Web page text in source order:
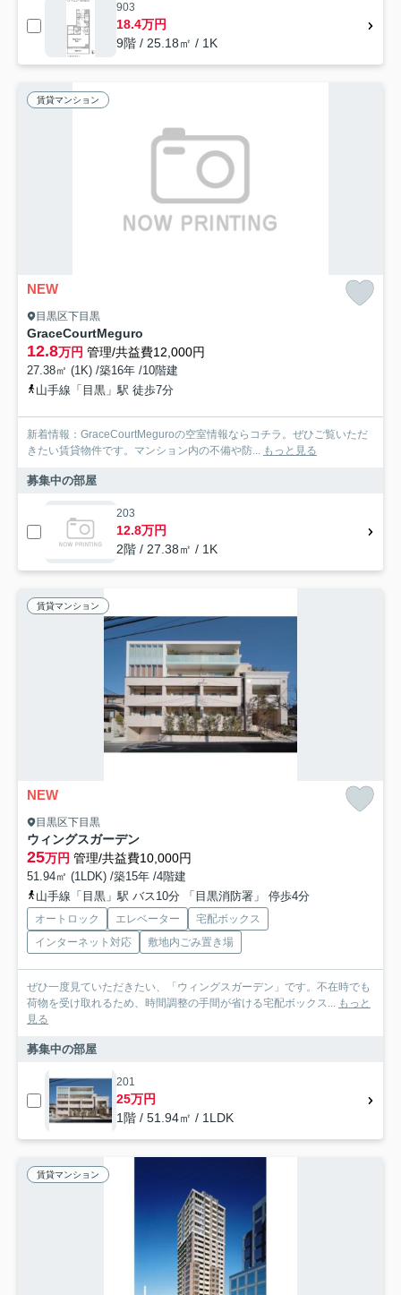
903
18.4万円
9階 / 25.18㎡ / 1K
賃貸マンション
NEW
目黒区下目黒
GraceCourtMeguro
12.8万円 管理/共益費12,000円
27.38㎡ (1K) /築16年 /10階建
山手線「目黒」駅 徒歩7分
新着情報：GraceCourtMeguroの空室情報ならコチラ。ぜひご覧いただ
きたい賃貸物件です。マンション内の不備や防... もっと見る
募集中の部屋
203
12.8万円
2階 / 27.38㎡ / 1K
賃貸マンション
NEW
目黒区下目黒
ウィングスガーデン
25万円 管理/共益費10,000円
51.94㎡ (1LDK) /築15年 /4階建
山手線「目黒」駅 バス10分 「目黒消防署」 停歩4分
オートロック エレベーター
宅配ボックス
インターネット対応
敷地内ごみ置き場
ぜひ一度見ていただきたい、「ウィングスガーデン」です。不在時でも
荷物を受け取れるため、時間調整の手間が省ける宅配ボックス... もっと
見る
募集中の部屋
201
25万円
1階 / 51.94㎡ / 1LDK
賃貸マンション